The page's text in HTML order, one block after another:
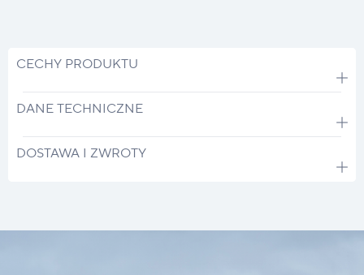
CECHY PRODUKTU
DANE TECHNICZNE
DOSTAWA I ZWROTY